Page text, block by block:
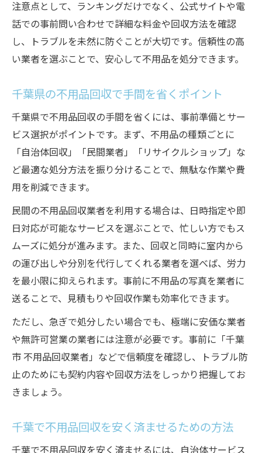
注意点として、ランキングだけでなく、公式サイトや電
話での事前問い合わせで詳細な料金や回収方法を確認
し、トラブルを未然に防ぐことが大切です。信頼性の高
い業者を選ぶことで、安心して不用品を処分できます。
千葉県の不用品回収で手間を省くポイント
千葉県で不用品回収の手間を省くには、事前準備とサー
ビス選択がポイントです。まず、不用品の種類ごとに
「自治体回収」「民間業者」「リサイクルショップ」な
ど最適な処分方法を振り分けることで、無駄な作業や費
用を削減できます。
民間の不用品回収業者を利用する場合は、日時指定や即
日対応が可能なサービスを選ぶことで、忙しい方でもス
ムーズに処分が進みます。また、回収と同時に室内から
の運び出しや分別を代行してくれる業者を選べば、労力
を最小限に抑えられます。事前に不用品の写真を業者に
送ることで、見積もりや回収作業も効率化できます。
ただし、急ぎで処分したい場合でも、極端に安価な業者
や無許可営業の業者には注意が必要です。事前に「千葉
市 不用品回収業者」などで信頼度を確認し、トラブル防
止のためにも契約内容や回収方法をしっかり把握してお
きましょう。
千葉で不用品回収を安く済ませるための方法